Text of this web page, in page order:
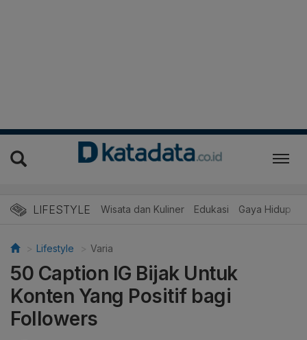
LIFESTYLE Wisata dan Kuliner Edukasi Gaya Hidup
Lifestyle Varia
50 Caption IG Bijak Untuk
Konten Yang Positif bagi
Followers